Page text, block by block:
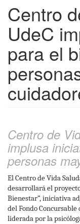
Centro
UdeC
para el
Centro de
implusa
personas
El Centro de Vida
desarrollará el
Bienestar”, iniciativa
del Fondo
liderada por la